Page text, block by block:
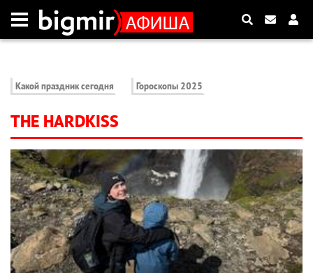
Какой праздник сегодня Гороскопы 2025
THE HARDKISS